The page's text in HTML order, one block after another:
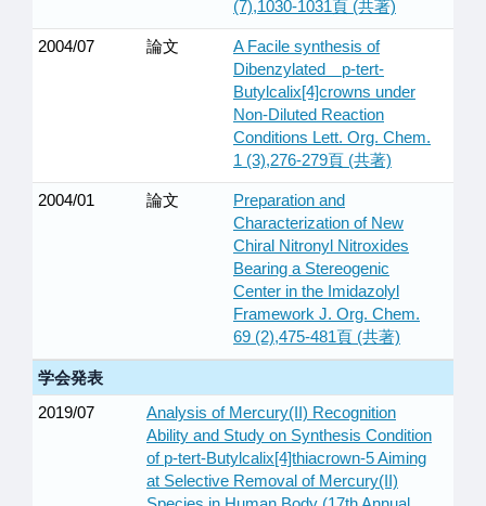
(7),1030-1031頁 (共著)
2004/07 論文
A Facile synthesis of
Dibenzylated p-tert-
Butylcalix[4]crowns under
Non-Diluted Reaction
Conditions Lett. Org. Chem.
1 (3),276-279頁 (共著)
2004/01 論文
Preparation and
Characterization of New
Chiral Nitronyl Nitroxides
Bearing a Stereogenic
Center in the Imidazolyl
Framework J. Org. Chem.
69 (2),475-481頁 (共著)
学会発表
2019/07
Analysis of Mercury(II) Recognition
Ability and Study on Synthesis Condition
of p-tert-Butylcalix[4]thiacrown-5 Aiming
at Selective Removal of Mercury(II)